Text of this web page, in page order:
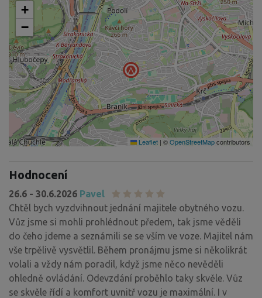
+
−
Leaflet | ©OpenStreetMapcontributors
Hodnocení
26.6 - 30.6.2026 Pavel
Chtěl bych vyzdvihnout jednání majitele obytného vozu.
Vůz jsme si mohli prohlédnout předem, tak jsme věděli
do čeho jdeme a seznámili se se vším ve voze. Majitel nám
vše trpělivě vysvětlil. Během pronájmu jsme si několikrát
volali a vždy nám poradil, když jsme něco nevěděli
ohledně ovládání. Odevzdání proběhlo taky skvěle. Vůz
se skvěle řídí a komfort uvnitř vozu je maximální. I v